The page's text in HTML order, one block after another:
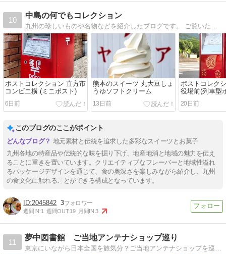
10
中島の何でもコレクション
九州の珍しいものや名物などを紹介したブログです。 ご覧いただきありがとうございます。
ポストコレクション 直方市
コンビニ横 (ミニポスト)
6日前
熊本のスイーツ 丸大豆しょ
うゆソフトクリーム
13日前
ポストコレク
役場前(列車型
20日前
このブログのここがポイント
地元素材と伝統を追求した多彩なスイーツとお菓子
九州各地の特産品や伝統的な味を掘り下げ、地産地消と地域の魅力を伝え
ることに重きを置いています。クリエイティブなフレーバーと地域性溢れ
るパッケージデザインを通じて、食の奥深さを楽しみながら紹介し、九州
の食文化に触れることができる構成となっています。
2045842 3
週間IN:1 週間OUT:19 月間IN:3
11
夢中図書館 ご当地アンテナショップ巡り
東京にいながら日本全国を旅気分？ご当地アンテナショップを巡って諸国漫遊！Let's go to the Local AntennaShop Tour…！